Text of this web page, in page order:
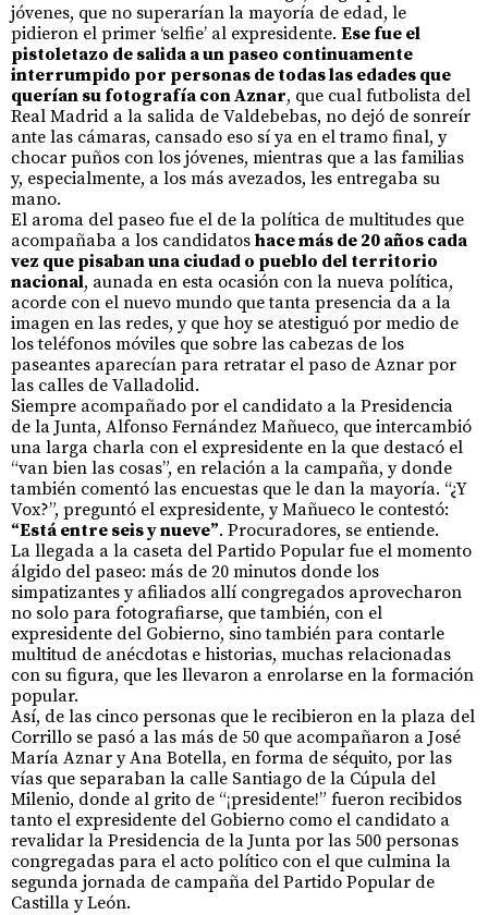
jóvenes, que no superarían la mayoría de edad, le
pidieron el primer ‘selfie’ al expresidente. Ese fue el
pistoletazo de salida a un paseo continuamente
interrumpido por personas de todas las edades que
querían su fotografía con Aznar, que cual futbolista del
Real Madrid a la salida de Valdebebas, no dejó de sonreír
ante las cámaras, cansado eso sí ya en el tramo final, y
chocar puños con los jóvenes, mientras que a las familias
y, especialmente, a los más avezados, les entregaba su
mano.
El aroma del paseo fue el de la política de multitudes que
acompañaba a los candidatos hace más de 20 años cada
vez que pisaban una ciudad o pueblo del territorio
nacional, aunada en esta ocasión con la nueva política,
acorde con el nuevo mundo que tanta presencia da a la
imagen en las redes, y que hoy se atestiguó por medio de
los teléfonos móviles que sobre las cabezas de los
paseantes aparecían para retratar el paso de Aznar por
las calles de Valladolid.
Siempre acompañado por el candidato a la Presidencia
de la Junta, Alfonso Fernández Mañueco, que intercambió
una larga charla con el expresidente en la que destacó el
“van bien las cosas”, en relación a la campaña, y donde
también comentó las encuestas que le dan la mayoría. “¿Y
Vox?”, preguntó el expresidente, y Mañueco le contestó:
“Está entre seis y nueve”. Procuradores, se entiende.
La llegada a la caseta del Partido Popular fue el momento
álgido del paseo: más de 20 minutos donde los
simpatizantes y afiliados allí congregados aprovecharon
no solo para fotografiarse, que también, con el
expresidente del Gobierno, sino también para contarle
multitud de anécdotas e historias, muchas relacionadas
con su figura, que les llevaron a enrolarse en la formación
popular.
Así, de las cinco personas que le recibieron en la plaza del
Corrillo se pasó a las más de 50 que acompañaron a José
María Aznar y Ana Botella, en forma de séquito, por las
vías que separaban la calle Santiago de la Cúpula del
Milenio, donde al grito de “¡presidente!” fueron recibidos
tanto el expresidente del Gobierno como el candidato a
revalidar la Presidencia de la Junta por las 500 personas
congregadas para el acto político con el que culmina la
segunda jornada de campaña del Partido Popular de
Castilla y León.